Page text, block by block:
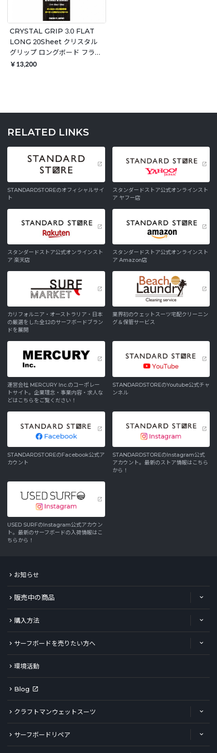
CRYSTAL GRIP 3.0 FLAT
LONG 20Sheet クリスタル
グリップ ロングボード フラッ
ト グリップテープ サーフィン
￥13,200
RELATED LINKS
STANDARDSTOREのオフィシャルサイ
ト
スタンダードストア公式オンラインスト
ア ヤフー店
スタンダードストア公式オンラインスト
ア 楽天店
スタンダードストア公式オンラインスト
ア Amazon店
カリフォルニア・オーストラリア・日本
の厳選をした全12のサーフボードブラン
ドを展開
業界初のウェットスーツ宅配クリーニン
グ＆保管サービス
運営会社 MERCURY Inc.のコーポレー
トサイト。企業理念・事業内容・求人な
どはこちらをご覧ください！
STANDARDSTOREのYoutube公式チャ
ンネル
STANDARDSTOREのFacebook公式ア
カウント
STANDARDSTOREのInstagram公式
アカウント。最新のストア情報はこちら
から！
USED SURFのInstagram公式アカウン
ト。最新のサーフボードの入荷情報はこ
ちらから！
お知らせ
販売中の商品
購入方法
サーフボードを売りたい方へ
環境活動
Blog
クラフトマンウェットスーツ
サーフボードリペア